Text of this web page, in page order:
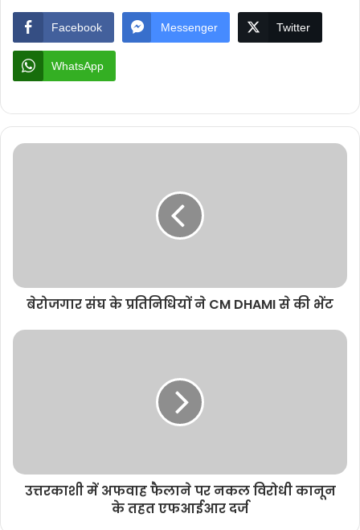
Facebook Messenger Twitter
WhatsApp
बेरोजगार संघ के प्रतिनिधियों ने CM DHAMI से की भेंट
उत्तरकाशी में अफवाह फैलाने पर नकल विरोधी कानून
के तहत एफआईआर दर्ज